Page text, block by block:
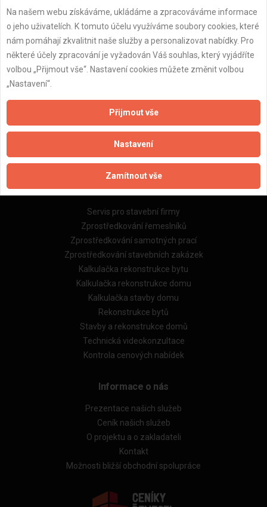
Důležité informace
Naše firmy a řemeslníci
Zásady pro používání souborů cookie
Obchodní podmínky (zprostředkování)
Obchodní podmínky (rozpočtování)
Reference
Naše excelové tabulky online
Naše služby
Servis pro stavební firmy
Zprostředkování řemeslníků
Zprostředkování samotných prací
Zprostředkování stavebních zakázek
Kalkulačka rekonstrukce bytu
Kalkulačka rekonstrukce domu
Kalkulačka stavby domu
Rekonstrukce bytů
Stavby a rekonstrukce domů
Technická videokonzultace
Kontrola cenových nabídek
Informace o nás
Prezentace našich služeb
Ceník našich služeb
O projektu a o zakladateli
Kontakt
Možnosti bližší obchodní spolupráce
Na našem webu získáváme, ukládáme a zpracováváme informace
o jeho uživatelích. K tomuto účelu využíváme soubory cookies, které
nám pomáhají zkvalitnit naše služby a personalizovat nabídky. Pro
některé účely zpracování je vyžadován Váš souhlas, který vyjádříte
volbou „Přijmout vše“. Nastavení cookies můžete změnit volbou
„Nastavení“.
Přijmout vše
Nastavení
Zamítnout vše